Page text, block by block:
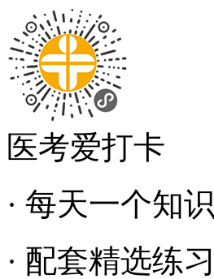
医考爱打卡
· 每天一个知
· 配套精选练